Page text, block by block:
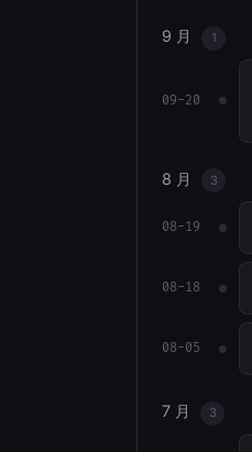
9 月 1
09-20
8 月 3
08-19
08-18
08-05
7 月 3